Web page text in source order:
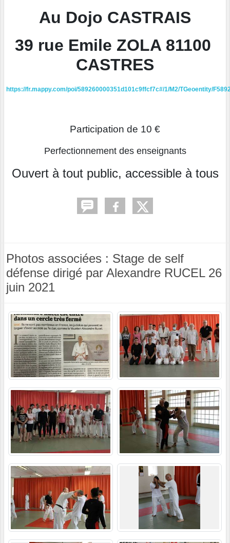
Au Dojo CASTRAIS
39 rue Emile ZOLA 81100
CASTRES
https://fr.mappy.com/poi/589260000351d101c9ffcf7c#/1/M2/TGeoentity/
Participation de 10 €
Perfectionnement des enseignants
Ouvert à tout public, accessible à tous
Photos associées : Stage de self
défense dirigé par Alexandre RUCEL 26
juin 2021